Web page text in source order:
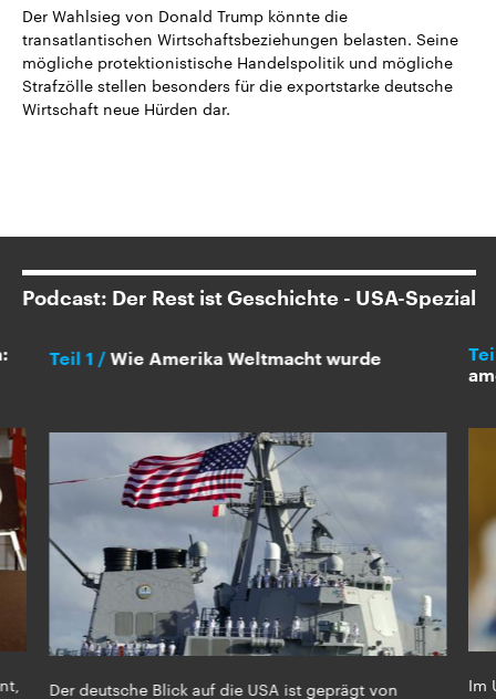
Der Wahlsieg von Donald Trump könnte die
transatlantischen Wirtschaftsbeziehungen belasten. Seine
mögliche protektionistische Handelspolitik und mögliche
Strafzölle stellen besonders für die exportstarke deutsche
Wirtschaft neue Hürden dar.
Podcast: Der Rest ist Geschichte - USA-Spezial
Teil 1 Wie Amerika Weltmacht wurde
Der deutsche Blick auf die USA ist geprägt von
Im